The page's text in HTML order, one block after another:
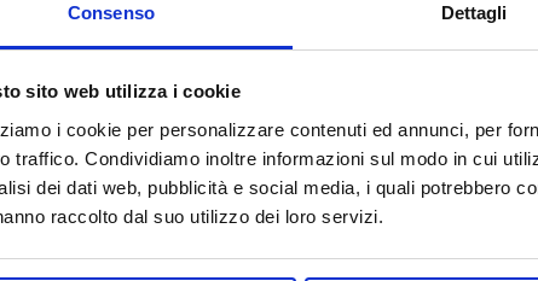
Consenso Dettagli
sito web utilizza i cookie
i cookie per personalizzare contenuti ed annunci, per
traffico. Condividiamo inoltre informazioni sul modo in cui
dei dati web, pubblicità e social media, i quali potrebbero
raccolto dal suo utilizzo dei loro servizi.